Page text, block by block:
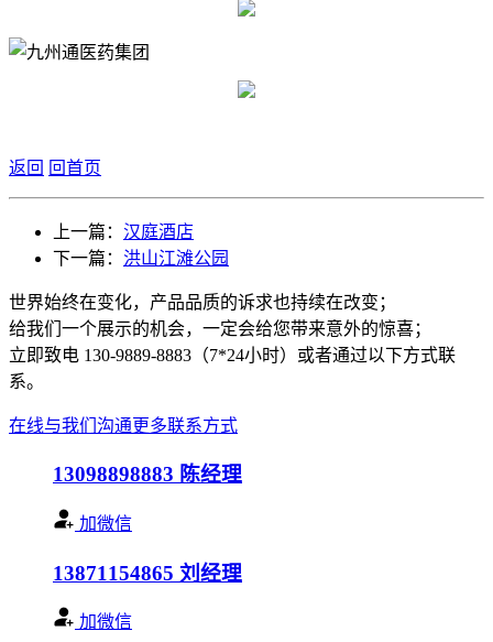
返回 回首页
上一篇： 汉庭酒店
下一篇： 洪山江滩公园
世界始终在变化，产品品质的诉求也持续在改变；
给我们一个展示的机会，一定会给您带来意外的惊喜；
立即致电 130-9889-8883（7*24小时）或者通过以下方式联
系。
在线与我们沟通更多联系方式
13098898883 陈经理
加微信
13871154865 刘经理
加微信